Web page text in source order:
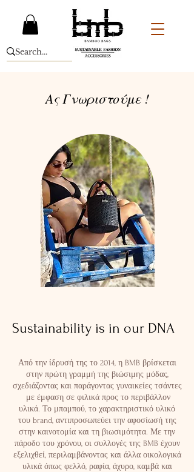
Ας Γνωριστούμε !
Sustainability is in our DNA
Από την ίδρυσή της το 2014, η BMB βρίσκεται
στην πρώτη γραμμή της βιώσιμης μόδας,
σχεδιάζοντας και παράγοντας γυναικείες τσάντες
με έμφαση σε φιλικά προς το περιβάλλον
υλικά. Το μπαμπού, το χαρακτηριστικό υλικό
του brand, αντιπροσωπεύει την αφοσίωσή της
στην καινοτομία και τη βιωσιμότητα. Με την
πάροδο του χρόνου, οι συλλογές της BMB έχουν
εξελιχθεί, περιλαμβάνοντας και άλλα οικολογικά
υλικά όπως φελλό, ραφία, άχυρο, καμβά και